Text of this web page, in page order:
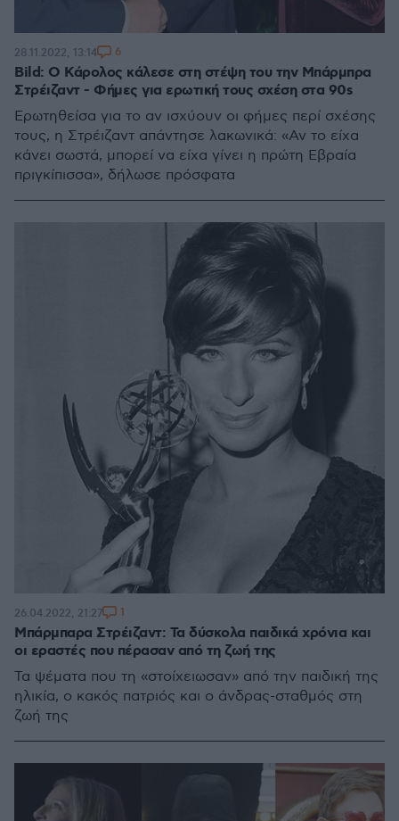
Bild: Ο Κάρολος κάλεσε στη στέψη του την Μπάρμπρα
Στρέιζαντ - Φήμες για ερωτική τους σχέση στα 90s
Ερωτηθείσα για το αν ισχύουν οι φήμες περί σχέσης
τους, η Στρέιζαντ απάντησε λακωνικά: «Αν το είχα
κάνει σωστά, μπορεί να είχα γίνει η πρώτη Εβραία
πριγκίπισσα», δήλωσε πρόσφατα
28.11.2022, 13:14 6
Μπάρμπαρα Στρέιζαντ: Τα δύσκολα παιδικά χρόνια και
οι εραστές που πέρασαν από τη ζωή της
Τα ψέματα που τη «στοίχειωσαν» από την παιδική της
ηλικία, ο κακός πατριός και ο άνδρας-σταθμός στη
ζωή της
26.04.2022, 21:27 1